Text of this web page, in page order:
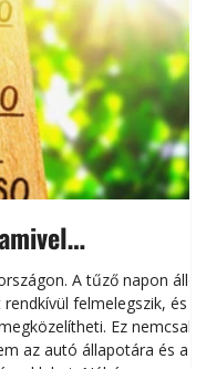
nyári károktól
A tűző napon álló
felmelegszik, és
Ez nemcsak
az autó állapotára és a